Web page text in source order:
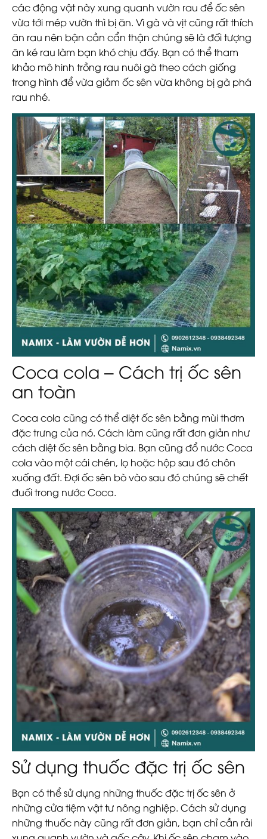
các động vật này xung quanh vườn rau để ốc sên
vừa tới mép vườn thì bị ăn. Vì gà và vịt cũng rất thích
ăn rau nên bận cần cẩn thận chúng sẽ là đối tượng
ăn ké rau làm bạn khó chịu đấy. Bạn có thể tham
khảo mô hinh trồng rau nuôi gà theo cách giống
trong hình để vừa giảm ốc sên vừa không bị gà phá
rau nhé.
Coca cola – Cách trị ốc sên
an toàn
Coca cola cũng có thể diệt ốc sên bằng mùi thơm
đặc trưng của nó. Cách làm cũng rất đơn giản như
cách diệt ốc sên bằng bia. Bạn cũng đổ nước Coca
cola vào một cái chén, lọ hoặc hộp sau đó chôn
xuống đất. Đợi ốc sên bò vào sau đó chúng sẽ chết
đuối trong nước Coca.
Sử dụng thuốc đặc trị ốc sên
Bạn có thể sử dụng những thuốc đặc trị ốc sên ở
những cửa tiệm vật tư nông nghiệp. Cách sử dụng
những thuốc này cũng rất đơn giản, bạn chỉ cần rải